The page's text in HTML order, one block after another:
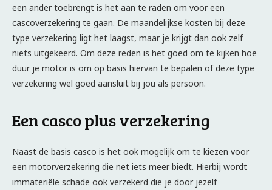
een ander toebrengt is het aan te raden om voor een
cascoverzekering te gaan. De maandelijkse kosten bij deze
type verzekering ligt het laagst, maar je krijgt dan ook zelf
niets uitgekeerd. Om deze reden is het goed om te kijken hoe
duur je motor is om op basis hiervan te bepalen of deze type
verzekering wel goed aansluit bij jou als persoon.
Een casco plus verzekering
Naast de basis casco is het ook mogelijk om te kiezen voor
een motorverzekering die net iets meer biedt. Hierbij wordt
immateriële schade ook verzekerd die je door jezelf